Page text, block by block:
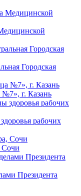
Городская
№7», г. Казань
рабочих
Сочи
Президента